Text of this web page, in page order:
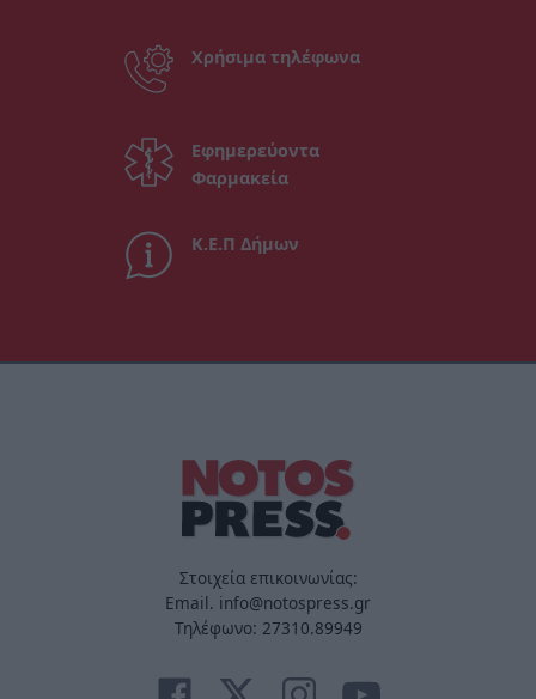
Χρήσιμα τηλέφωνα
Εφημερεύοντα
Φαρμακεία
Κ.Ε.Π Δήμων
Στοιχεία επικοινωνίας:
Email. info@notospress.gr
Τηλέφωνο: 27310.89949